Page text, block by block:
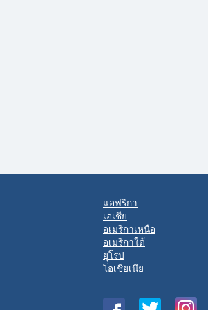
แอฟริกา
เอเชีย
อเมริกาเหนือ
อเมริกาใต้
ยุโรป
โอเชียเนีย